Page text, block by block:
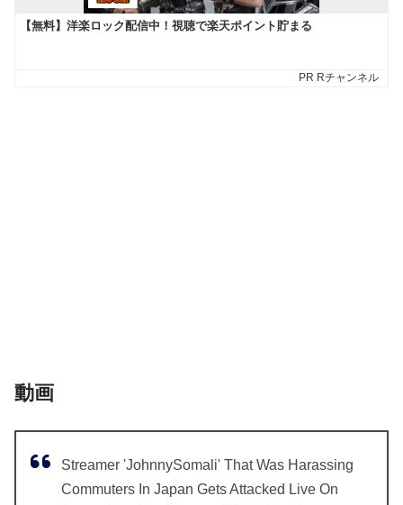
動画
Streamer 'JohnnySomali' That Was Harassing
Commuters In Japan Gets Attacked Live On